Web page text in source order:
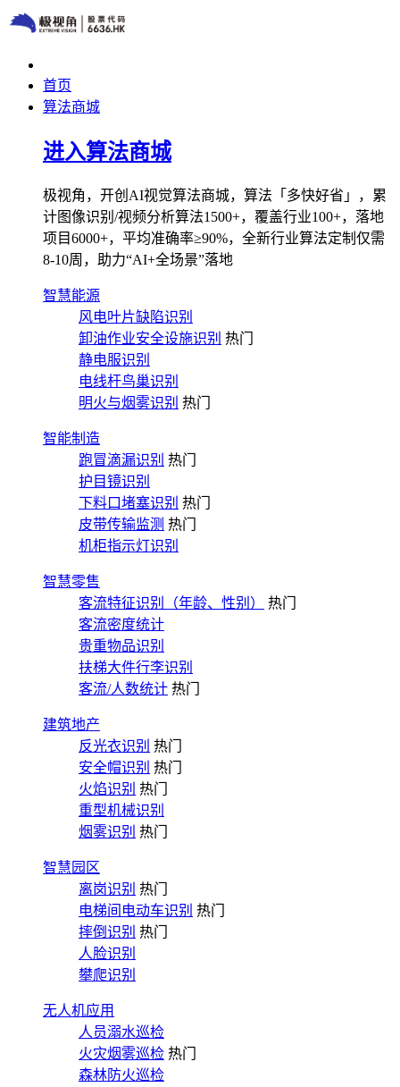
首页
算法商城
进入算法商城
极视角，开创AI视觉算法商城，算法「多快好省」，累
计图像识别/视频分析算法1500+，覆盖行业100+，落地
项目6000+，平均准确率≥90%，全新行业算法定制仅需
8-10周，助力“AI+全场景”落地
智慧能源
风电叶片缺陷识别
卸油作业安全设施识别 热门
静电服识别
电线杆鸟巢识别
明火与烟雾识别 热门
智能制造
跑冒滴漏识别 热门
护目镜识别
下料口堵塞识别 热门
皮带传输监测 热门
机柜指示灯识别
智慧零售
客流特征识别（年龄、性别）
热门
客流密度统计
贵重物品识别
扶梯大件行李识别
客流/人数统计 热门
建筑地产
反光衣识别 热门
安全帽识别 热门
火焰识别 热门
重型机械识别
烟雾识别 热门
智慧园区
离岗识别 热门
电梯间电动车识别 热门
摔倒识别 热门
人脸识别
攀爬识别
无人机应用
人员溺水巡检
火灾烟雾巡检 热门
森林防火巡检